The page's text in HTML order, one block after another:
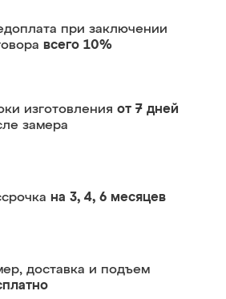
при заключении
всего 10%
изготовления от 7 дней
замера
на 3, 4, 6 месяцев
доставка и подъем